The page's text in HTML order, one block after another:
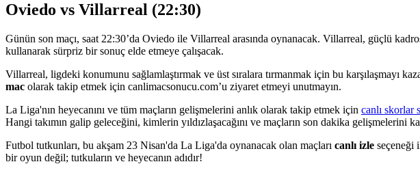
Oviedo vs Villarreal (22:30)
Günün son maçı, saat 22:30’da Oviedo ile Villarreal arasında oynanacak. Villarreal, güçlü
kullanarak sürpriz bir sonuç elde etmeye çalışacak.
Villarreal, ligdeki konumunu sağlamlaştırmak ve üst sıralara tırmanmak için bu karşılaşmayı
mac olarak takip etmek için canlimacsonucu.com’u ziyaret etmeyi unutmayın.
La Liga'nın heyecanını ve tüm maçların gelişmelerini anlık olarak takip etmek için canlı skorlar
Hangi takımın galip geleceğini, kimlerin yıldızlaşacağını ve maçların son dakika gelişmelerini
Futbol tutkunları, bu akşam 23 Nisan'da La Liga'da oynanacak olan maçları canlı izle seçeneği
bir oyun değil; tutkuların ve heyecanın adıdır!